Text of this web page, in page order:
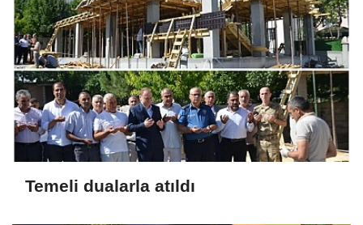
Temeli dualarla atıldı